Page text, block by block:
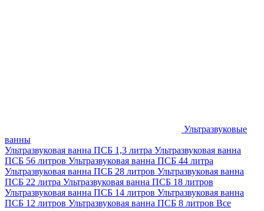
Ультразвуковые
ванны
Ультразвуковая ванна ПСБ 1,3 литра Ультразвуковая ванна
ПСБ 56 литров Ультразвуковая ванна ПСБ 44 литра
Ультразвуковая ванна ПСБ 28 литров Ультразвуковая ванна
ПСБ 22 литра Ультразвуковая ванна ПСБ 18 литров
Ультразвуковая ванна ПСБ 14 литров Ультразвуковая ванна
ПСБ 12 литров Ультразвуковая ванна ПСБ 8 литров Все